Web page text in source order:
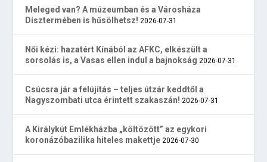
Meleged van? A múzeumban és a Városháza
Dísztermében is hűsölhetsz! 2026-07-31
Női kézi: hazatért Kínából az AFKC, elkészült a
sorsolás is, a Vasas ellen indul a bajnokság 2026-07-31
Csúcsra jár a felújítás – teljes útzár keddtől a
Nagyszombati utca érintett szakaszán! 2026-07-31
A Királykút Emlékházba „költözött” az egykori
koronázóbazilika hiteles makettje 2026-07-30